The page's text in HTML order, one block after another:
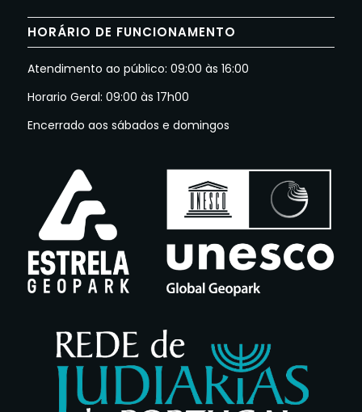
HORÁRIO DE FUNCIONAMENTO
Atendimento ao público: 09:00 às 16:00
Horario Geral: 09:00 às 17h00
Encerrado aos sábados e domingos